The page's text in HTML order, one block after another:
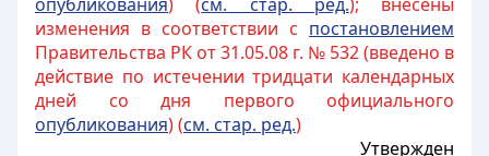
изменения в соответствии с постановлением
Правительства РК от 31.05.08 г. № 532 (введено в
действие по истечении тридцати календарных
дней со дня первого официального
опубликования) (см. стар. ред.)
Утвержден